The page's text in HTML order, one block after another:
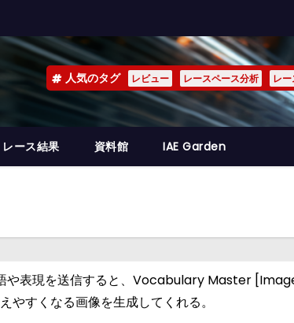
人気のタグ レビュー レースペース分析 レ
レース結果 資料館 IAE Garden
や表現を送信すると、Vocabulary Master
すくなる画像を生成してくれる。